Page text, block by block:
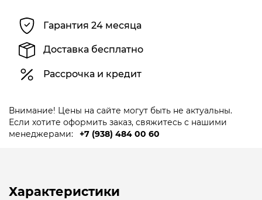
Гарантия 24 месяца
Доставка бесплатно
Рассрочка и кредит
Внимание! Цены на сайте могут быть не актуальны.
Если хотите оформить заказ, свяжитесь с нашими
менеджерами:
+7 (938) 484 00 60
Характеристики